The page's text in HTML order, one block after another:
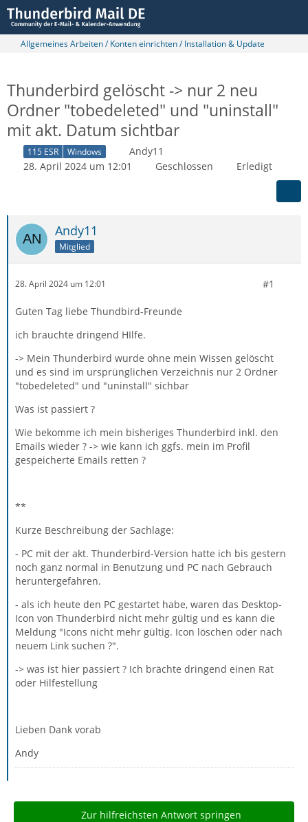
Allgemeines Arbeiten / Konten einrichten / Installation & Update
Thunderbird gelöscht -> nur 2 neu
Ordner "tobedeleted" und "uninstall"
mit akt. Datum sichtbar
115 ESR Windows
Andy11
28. April 2024 um 12:01
Geschlossen Erledigt
Andy11
Mitglied
28. April 2024 um 12:01 #1
Guten Tag liebe Thundbird-Freunde
ich brauchte dringend HIlfe.
-> Mein Thunderbird wurde ohne mein Wissen gelöscht
und es sind im ursprünglichen Verzeichnis nur 2 Ordner
"tobedeleted" und "uninstall" sichbar
Was ist passiert ?
Wie bekomme ich mein bisheriges Thunderbird inkl. den
Emails wieder ? -> wie kann ich ggfs. mein im Profil
gespeicherte Emails retten ?
**
Kurze Beschreibung der Sachlage:
- PC mit der akt. Thunderbird-Version hatte ich bis gestern
noch ganz normal in Benutzung und PC nach Gebrauch
heruntergefahren.
- als ich heute den PC gestartet habe, waren das Desktop-
Icon von Thunderbird nicht mehr gültig und es kann die
Meldung "Icons nicht mehr gültig. Icon löschen oder nach
neuem Link suchen ?".
-> was ist hier passiert ? Ich brächte dringend einen Rat
oder Hilfestellung
Lieben Dank vorab
Andy
Zur hilfreichsten Antwort springen